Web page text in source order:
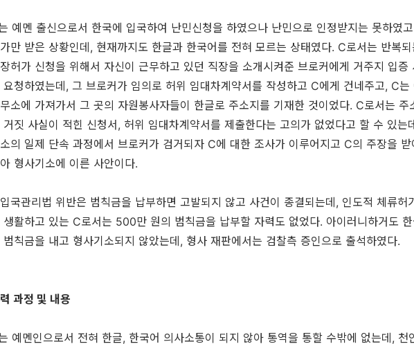
예멘 출신으로서 한국에 입국하여 난민신청을 하였으나 난민으로 인정받지는 못하였
만 받은 상황인데, 현재까지도 한글과 한국어를 전혀 모르는 상태였다. C로서는 반복
허가 신청을 위해서 자신이 근무하고 있던 직장을 소개시켜준 브로커에게 거주지 입증
요청하였는데, 그 브로커가 임의로 허위 임대차계약서를 작성하고 C에게 건네주고, C는
소에 가져가서 그 곳의 자원봉사자들이 한글로 주소지를 기재한 것이었다. C로서는 주
거짓 사실이 적힌 신청서, 허위 임대차계약서를 제출한다는 고의가 없었다고 할 수 있는
의 일제 단속 과정에서 브로커가 검거되자 C에 대한 조사가 이루어지고 C의 주장을 받
형사기소에 이른 사안이다.
국관리법 위반은 범칙금을 납부하면 고발되지 않고 사건이 종결되는데, 인도적 체류허
생활하고 있는 C로서는 500만 원의 범칙금을 납부할 자력도 없었다. 아이러니하거도 한
범칙금을 내고 형사기소되지 않았는데, 형사 재판에서는 검찰측 증인으로 출석하였다.
과정 및 내용
예멘인으로서 전혀 한글, 한국어 의사소통이 되지 않아 통역을 통할 수밖에 없는데, 천